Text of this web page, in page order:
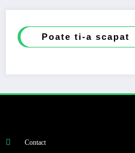
Poate ti-a scapat
Contact